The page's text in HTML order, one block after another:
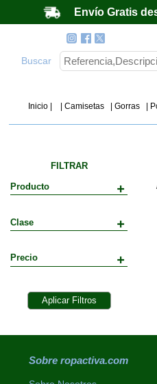
Envío Gratis
Buscar
Inicio | | Camisetas | Gorras |
FILTRAR
Producto
Clase
Precio
Sobre ropactiva.com